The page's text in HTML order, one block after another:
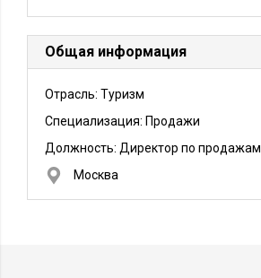
Общая информация
Отрасль: Туризм
Специализация: Продажи
Должность: Директор по продажам
Москва